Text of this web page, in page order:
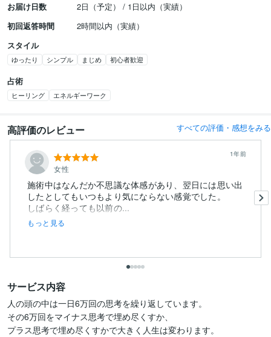
お届け日数
2日（予定） / 1日以内（実績）
初回返答時間
2時間以内（実績）
スタイル
ゆったり シンプル まじめ 初心者歓迎
占術
ヒーリング エネルギーワーク
高評価のレビュー すべての評価・感想をみる
女性
1年前
施術中はなんだか不思議な体感があり、翌日には思い出
したとしてもいつもより気にならない感覚でした。
しばらく経っても以前の...
もっと見る
サービス内容
人の頭の中は一日6万回の思考を繰り返しています。
その6万回をマイナス思考で埋め尽くすか、
プラス思考で埋め尽くすかで大きく人生は変わります。